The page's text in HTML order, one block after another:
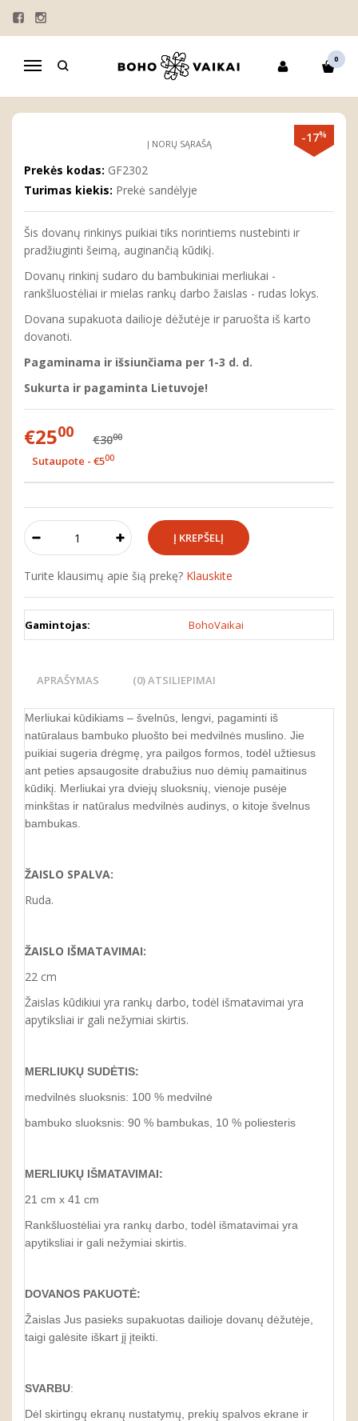
Navigacija
0
Pagrindinis
DOVANŲ RINKINYS KŪDIKIUI
''RUDASIS LOKYS''
-17%
Į NORŲ SĄRAŠĄ
Prekės kodas: GF2302
Turimas kiekis: Prekė sandėlyje
Šis dovanų rinkinys puikiai tiks norintiems nustebinti ir
pradžiuginti šeimą, auginančią kūdikį.
Dovanų rinkinį sudaro du bambukiniai merliukai -
rankšluostėliai ir mielas rankų darbo žaislas - rudas lokys.
Dovana supakuota dailioje dėžutėje ir paruošta iš karto
dovanoti.
Pagaminama ir išsiunčiama per 1-3 d. d.
Sukurta ir pagaminta Lietuvoje!
€2500 €3000
Sutaupote - €500
Turite klausimų apie šią prekę? Klauskite
Gamintojas: BohoVaikai
APRAŠYMAS (0) ATSILIEPIMAI
Merliukai kūdikiams – švelnūs, lengvi, pagaminti iš
natūralaus bambuko pluošto bei medvilnės muslino. Jie
puikiai sugeria drėgmę, yra pailgos formos, todėl užtiesus
ant peties apsaugosite drabužius nuo dėmių pamaitinus
kūdikį. Merliukai yra dviejų sluoksnių, vienoje pusėje
minkštas ir natūralus medvilnės audinys, o kitoje švelnus
bambukas.
ŽAISLO SPALVA:
Ruda.
ŽAISLO IŠMATAVIMAI:
22 cm
Žaislas kūdikiui yra rankų darbo, todėl išmatavimai yra
apytiksliai ir gali nežymiai skirtis.
MERLIUKŲ SUDĖTIS:
medvilnės sluoksnis: 100 % medvilnė
bambuko sluoksnis: 90 % bambukas, 10 % poliesteris
MERLIUKŲ IŠMATAVIMAI:
21 cm x 41 cm
Rankšluostėliai yra rankų darbo, todėl išmatavimai yra
apytiksliai ir gali nežymiai skirtis.
DOVANOS PAKUOTĖ:
Žaislas Jus pasieks supakuotas dailioje dovanų dėžutėje,
taigi galėsite iškart jį įteikti.
SVARBU:
Dėl skirtingų ekranų nustatymų, prekių spalvos ekrane ir